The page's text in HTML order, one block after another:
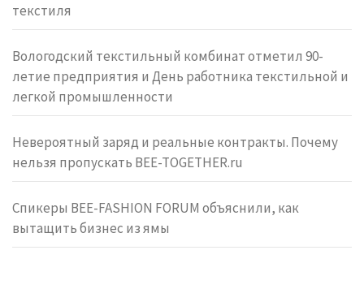
текстиля
Вологодский текстильный комбинат отметил 90-
летие предприятия и День работника текстильной и
легкой промышленности
Невероятный заряд и реальные контракты. Почему
нельзя пропускать BEE-TOGETHER.ru
Спикеры BEE-FASHION FORUM объяснили, как
вытащить бизнес из ямы